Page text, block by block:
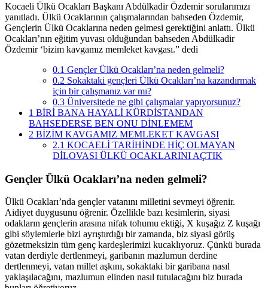
Kocaeli Ülkü Ocakları Başkanı Abdülkadir Özdemir sorularımızı
yanıtladı. Ülkü Ocaklarının çalışmalarından bahseden Özdemir,
Gençlerin Ülkü Ocaklarına neden gelmesi gerektiğini anlattı. Ülkü
Ocakları’nın eğitim yuvası olduğundan bahseden Abdülkadir
Özdemir ‘bizim kavgamız memleket kavgası.” dedi
0.1 Gençler Ülkü Ocakları’na neden gelmeli?
0.2 Sokaktaki gençleri Ülkü Ocakları’na kazandırmak
için bir çalışmanız var mı?
0.3 Üniversitede ne gibi çalışmalar yapıyorsunuz?
1 BİRİ BANA HAYALİ KÜRDİSTANDAN
BAHSEDERSE BEN ONU DİNLEMEM
2 BİZİM KAVGAMIZ MEMLEKET KAVGASI
2.1 KOCAELİ TARİHİNDE HİÇ OLMAYAN
DİLOVASI ÜLKÜ OCAKLARINI AÇTIK
Gençler Ülkü Ocakları’na neden gelmeli?
Ülkü Ocakları’nda gençler vatanını milletini sevmeyi öğrenir.
Aidiyet duygusunu öğrenir. Özellikle bazı kesimlerin, siyasi
odakların gençlerin arasına nifak tohumu ektiği, X kuşağız Z kuşağı
gibi söylemlerle bizi ayrıştırdığı bir zamanda, biz siyasi görüş
gözetmeksizin tüm genç kardeşlerimizi kucaklıyoruz. Çünkü burada
vatan derdiyle dertlenmeyi, garibanın mazlumun derdine
dertlenmeyi, vatan millet aşkını, sokaktaki bir garibana nasıl
yaklaşılacağını, mazlumun elinden nasıl tutulacağını biz burada